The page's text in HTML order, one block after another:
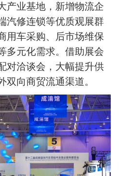
产业基地，新增物流企
汽修连锁等优质观展群
用车采购、后市场维保
多元化需求。借助展会
对洽谈会，大幅提升供
双向商贸流通渠道。